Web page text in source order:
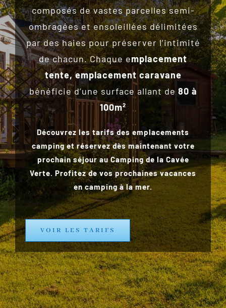
composés de vastes parcelles semi-
ombragées et ensoleillées délimitées
par des haies pour préserver l’intimité
de chacun. Chaque emplacement
tente, emplacement caravane
bénéficie d’une surface allant de 80 à
100m²
Découvrez les tarifs des emplacements
camping et réservez dès maintenant votre
prochain séjour au Camping de la Cavée
Verte. Profitez de vos prochaines vacances
en camping à la mer.
VOIR LES TARIFS